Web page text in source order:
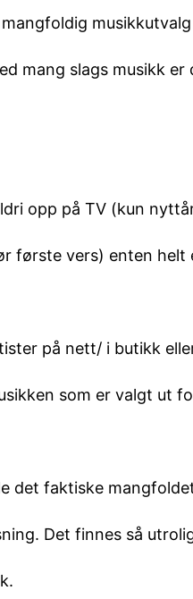
mang slags musikk
opp på TV (kun
vers) enten helt
på nett/ i butikk
som er valgt ut
det faktiske
Det finnes så